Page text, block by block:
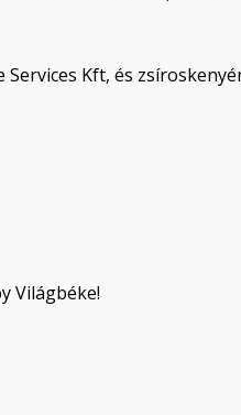
Kft, és
Világbéke!